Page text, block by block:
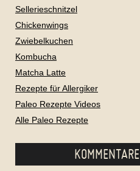
Sellerieschnitzel
Chickenwings
Zwiebelkuchen
Kombucha
Matcha Latte
Rezepte für Allergiker
Paleo Rezepte Videos
Alle Paleo Rezepte
KOMMENTARE